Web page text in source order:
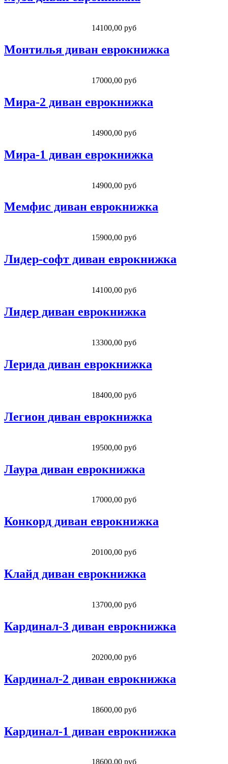
14100,00 руб
Монтилья диван еврокнижка
17000,00 руб
Мира-2 диван еврокнижка
14900,00 руб
Мира-1 диван еврокнижка
14900,00 руб
Мемфис диван еврокнижка
15900,00 руб
Лидер-софт диван еврокнижка
14100,00 руб
Лидер диван еврокнижка
13300,00 руб
Лерида диван еврокнижка
18400,00 руб
Легион диван еврокнижка
19500,00 руб
Лаура диван еврокнижка
17000,00 руб
Конкорд диван еврокнижка
20100,00 руб
Клайд диван еврокнижка
13700,00 руб
Кардинал-3 диван еврокнижка
20200,00 руб
Кардинал-2 диван еврокнижка
18600,00 руб
Кардинал-1 диван еврокнижка
18600,00 руб